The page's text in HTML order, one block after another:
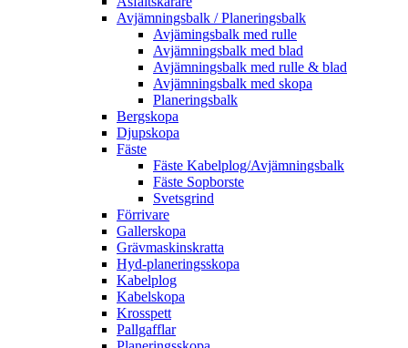
Avjämnings­balk / Planeringsbalk
Avjämingsbalk med rulle
Avjämningsbalk med blad
Avjämningsbalk med rulle & blad
Avjämningsbalk med skopa
Planerings­balk
Berg­skopa
Djup­skopa
Fäste
Fäste Kabel­­plog/­Avjämnings­­balk
Fäste Sop­borste
Svets­grind
Förrivare
Galler­skopa
Gräv­maskins­kratta
Hyd­-planerings­skopa
Kabel­plog
Kabel­skopa
Kros­spett
Pallgafflar